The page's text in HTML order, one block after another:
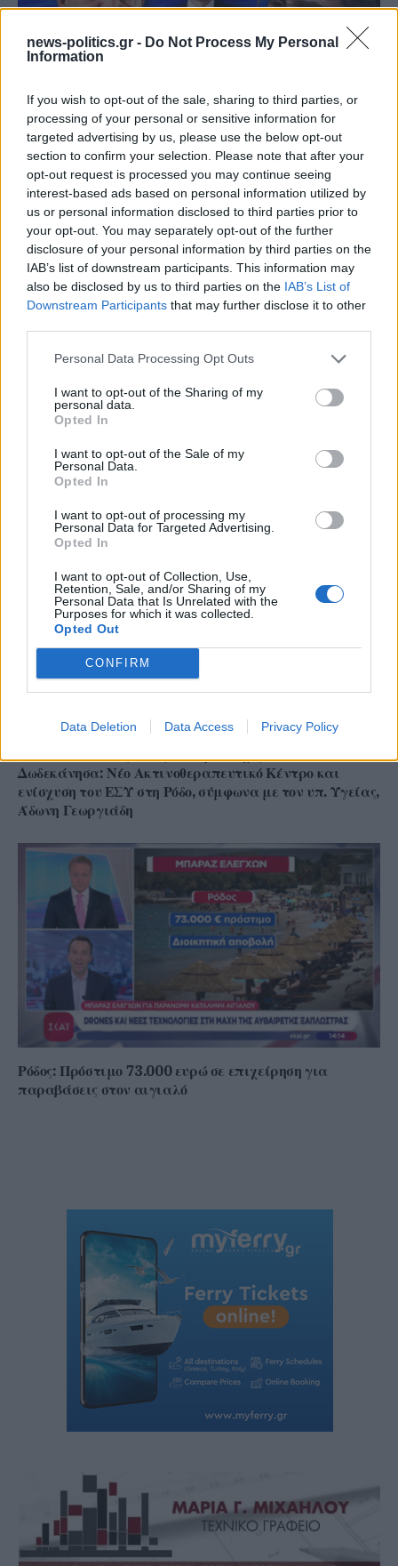
news-politics.gr - Do Not Process My Personal
Information
If you wish to opt-out of the sale, sharing to third parties, or
processing of your personal or sensitive information for
targeted advertising by us, please use the below opt-out
section to confirm your selection. Please note that after your
opt-out request is processed you may continue seeing
interest-based ads based on personal information utilized by
us or personal information disclosed to third parties prior to
your opt-out. You may separately opt-out of the further
disclosure of your personal information by third parties on the
IAB’s list of downstream participants. This information may
also be disclosed by us to third parties on the IAB’s List of
Downstream Participants that may further disclose it to other
Personal Data Processing Opt Outs
I want to opt-out of the Sharing of my
personal data.
Opted In
I want to opt-out of the Sale of my
Personal Data.
Opted In
I want to opt-out of processing my
Personal Data for Targeted Advertising.
Opted In
I want to opt-out of Collection, Use,
Retention, Sale, and/or Sharing of my
Personal Data that Is Unrelated with the
Purposes for which it was collected.
Opted Out
CONFIRM
Data Deletion Data Access Privacy Policy
(ΒΙΝΤΕΟ) Η ώρα των διλημμάτων έχει τελειώσει: «Το
εκλογικό ποσοστό του Αν. Σαμαρά θα είναι έκπληξη
για όλους»
Γ. Ξηραδάκης: «Ολιγοπωλιακή δομή στην Ελληνική
Ακτοπλοΐα – Ποιοι ελέγχουν το 60% του συνολικού
στόλου»
Δωδεκάνησα: Νέο Ακτινοθεραπευτικό Κέντρο και
ενίσχυση του ΕΣΥ στη Ρόδο, σύμφωνα με τον υπ. Υγείας,
Άδωνη Γεωργιάδη
Ρόδος: Πρόστιμο 73.000 ευρώ σε επιχείρηση για
παραβάσεις στον αιγιαλό